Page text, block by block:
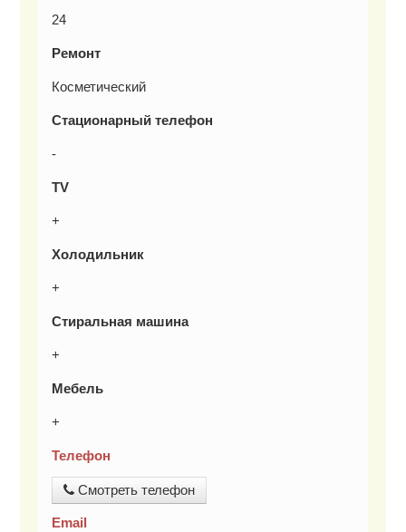
24
Ремонт
Косметический
Стационарный телефон
-
TV
+
Холодильник
+
Стиральная машина
+
Мебель
+
Телефон
Смотреть телефон
Email